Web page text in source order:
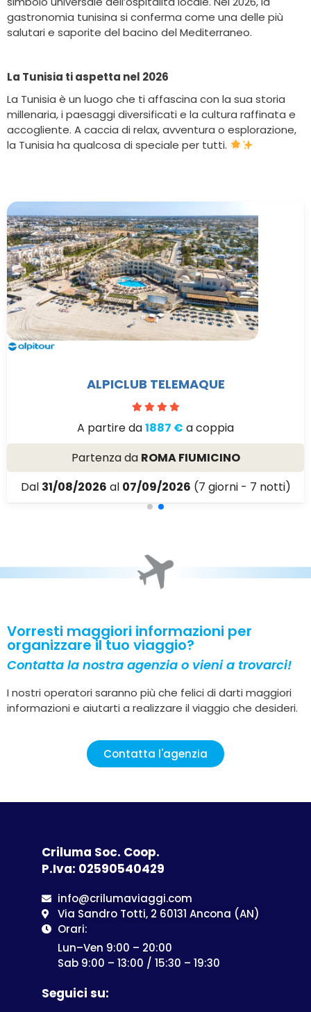
gastronomia tunisina si conferma come una delle più
salutari e saporite del bacino del Mediterraneo.
La Tunisia ti aspetta nel 2026
La Tunisia è un luogo che ti affascina con la sua storia
millenaria, i paesaggi diversificati e la cultura raffinata e
accogliente. A caccia di relax, avventura o esplorazione,
la Tunisia ha qualcosa di speciale per tutti.
ALPICLUB TELEMAQUE
A partire da1887 € a coppia
Partenza da ROMA FIUMICINO
Dal 31/08/2026 al 07/09/2026 (7 giorni - 7 notti)
Vorresti maggiori informazioni per
organizzare il tuo viaggio?
Contatta la nostra agenzia o vieni a trovarci!
I nostri operatori saranno più che felici di darti maggiori
informazioni e aiutarti a realizzare il viaggio che desideri.
Contatta l'agenzia
Criluma Soc. Coop.
P.Iva: 02590540429
info@crilumaviaggi.com
Via Sandro Totti, 2 60131 Ancona (AN)
Orari:
Lun–Ven 9:00 – 20:00
Sab 9:00 – 13:00 / 15:30 – 19:30
Seguici su: